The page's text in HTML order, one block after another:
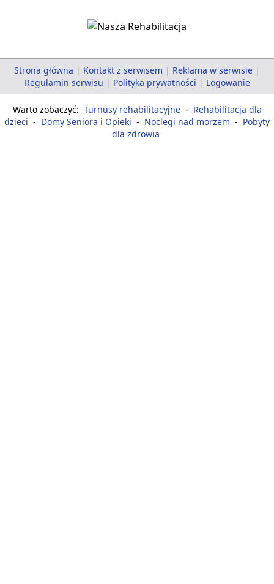
Strona główna | Kontakt z serwisem | Reklama w serwisie |
Regulamin serwisu | Polityka prywatności | Logowanie
Warto zobaczyć: Turnusy rehabilitacyjne - Rehabilitacja dla
dzieci - Domy Seniora i Opieki - Noclegi nad morzem - Pobyty
dla zdrowia